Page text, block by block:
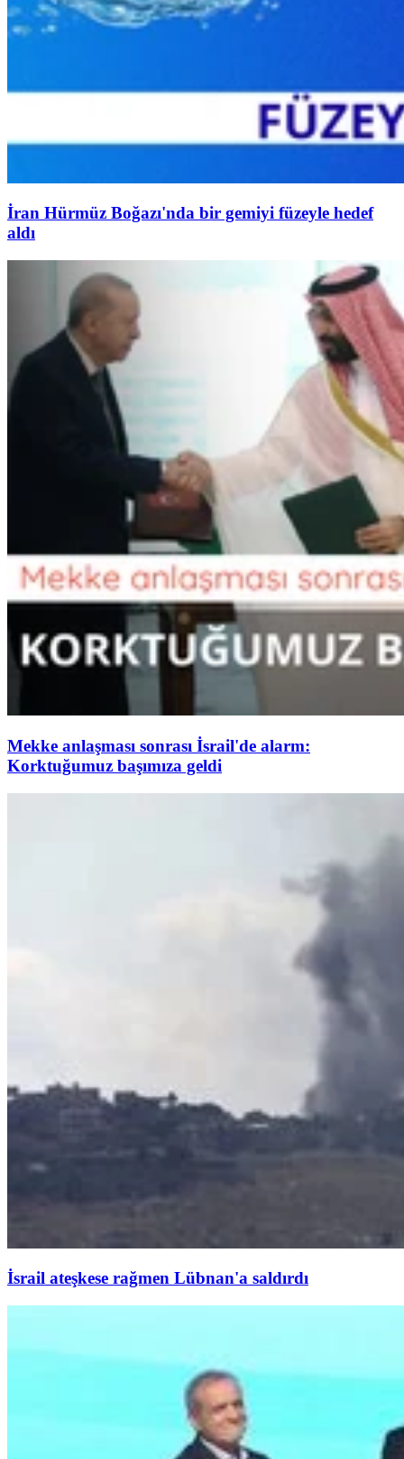
İran Hürmüz Boğazı'nda bir gemiyi füzeyle hedef
aldı
Mekke anlaşması sonrası İsrail'de alarm:
Korktuğumuz başımıza geldi
İsrail ateşkese rağmen Lübnan'a saldırdı